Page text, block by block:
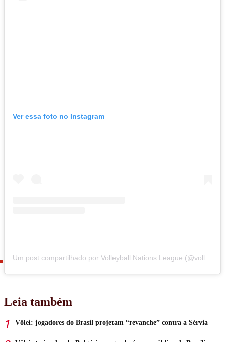
Ver essa foto no Instagram
Leia também
Vôlei: jogadores do Brasil projetam “revanche” contra a Sérvia